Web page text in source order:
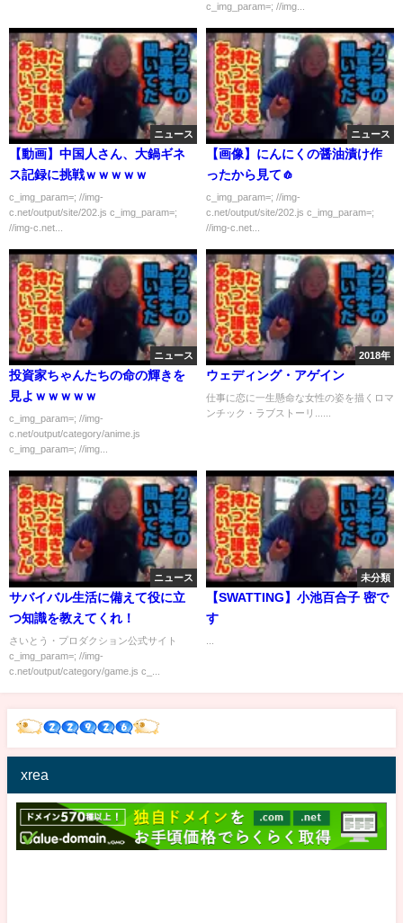
c_img_param=; //img...
ニュース
【動画】中国人さん、大鍋ギネ
ス記録に挑戦ｗｗｗｗｗ
c_img_param=; //img-
c.net/output/site/202.js c_img_param=;
//img-c.net...
ニュース
【画像】にんにくの醤油漬け作
ったから見て🧄
c_img_param=; //img-
c.net/output/site/202.js c_img_param=;
//img-c.net...
ニュース
投資家ちゃんたちの命の輝きを
見よｗｗｗｗｗ
c_img_param=; //img-
c.net/output/category/anime.js
c_img_param=; //img...
2018年
ウェディング・アゲイン
仕事に恋に一生懸命な女性の姿を描くロマ
ンチック・ラブストーリ......
ニュース
サバイバル生活に備えて役に立
つ知識を教えてくれ！
さいとう・プロダクション公式サイト
c_img_param=; //img-
c.net/output/category/game.js c_...
未分類
【SWATTING】小池百合子 密で
す
xrea